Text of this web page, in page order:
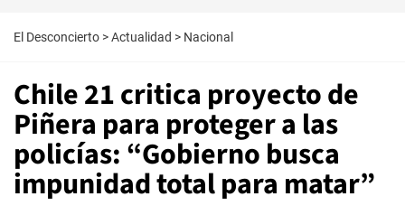
El Desconcierto >Actualidad > Nacional
Chile 21 critica proyecto de
Piñera para proteger a las
policías: “Gobierno busca
impunidad total para matar”